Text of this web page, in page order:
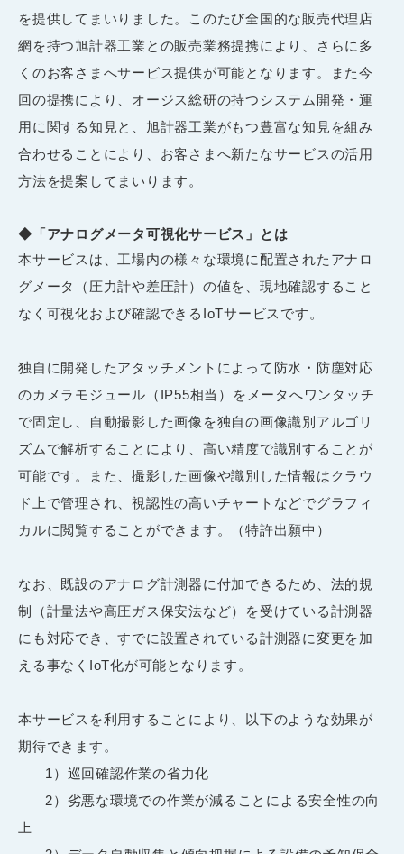
を提供してまいりました。このたび全国的な販売代理店
網を持つ旭計器工業との販売業務提携により、さらに多
くのお客さまへサービス提供が可能となります。また今
回の提携により、オージス総研の持つシステム開発・運
用に関する知見と、旭計器工業がもつ豊富な知見を組み
合わせることにより、お客さまへ新たなサービスの活用
方法を提案してまいります。
◆ 「アナログメータ可視化サービス」とは
本サービスは、工場内の様々な環境に配置されたアナロ
グメータ（圧力計や差圧計）の値を、現地確認すること
なく可視化および確認できる IoTサービスです。
独自に開発したアタッチメントによって防水・防塵対応
のカメラモジュール（ IP55相当）をメータへワンタッチ
で固定し、自動撮影した画像を独自の画像識別アルゴリ
ズムで解析することにより、高い精度で識別することが
可能です。また、撮影した画像や識別した情報はクラウ
ド上で管理され、視認性の高いチャートなどでグラフィ
カルに閲覧することができます。（特許出願中）
なお、既設のアナログ計測器に付加できるため、法的規
制（計量法や高圧ガス保安法など）を受けている計測器
にも対応でき、すでに設置されている計測器に変更を加
える事なく IoT化が可能となります。
本サービスを利用することにより、以下のような効果が
期待できます。
1 ）巡回確認作業の省力化
2）劣悪な環境での作業が減ることによる安全性の向
上